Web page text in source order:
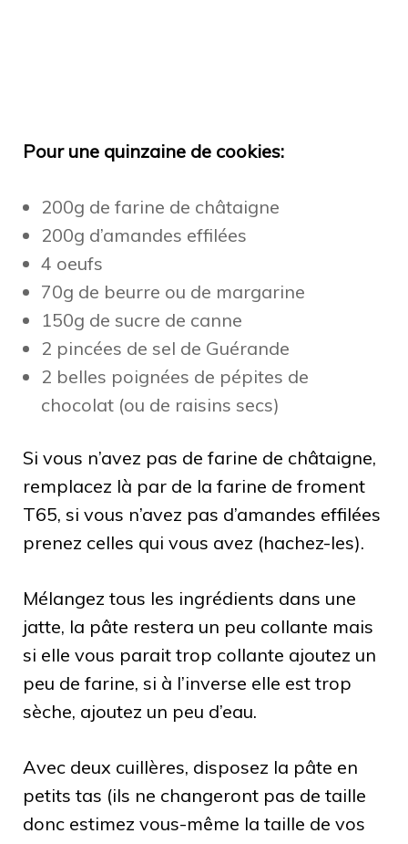
Pour une quinzaine de cookies:
200g de farine de châtaigne
200g d’amandes effilées
4 oeufs
70g de beurre ou de margarine
150g de sucre de canne
2 pincées de sel de Guérande
2 belles poignées de pépites de
chocolat (ou de raisins secs)
Si vous n’avez pas de farine de châtaigne,
remplacez là par de la farine de froment
T65, si vous n’avez pas d’amandes effilées
prenez celles qui vous avez (hachez-les).
Mélangez tous les ingrédients dans une
jatte, la pâte restera un peu collante mais
si elle vous parait trop collante ajoutez un
peu de farine, si à l’inverse elle est trop
sèche, ajoutez un peu d’eau.
Avec deux cuillères, disposez la pâte en
petits tas (ils ne changeront pas de taille
donc estimez vous-même la taille de vos